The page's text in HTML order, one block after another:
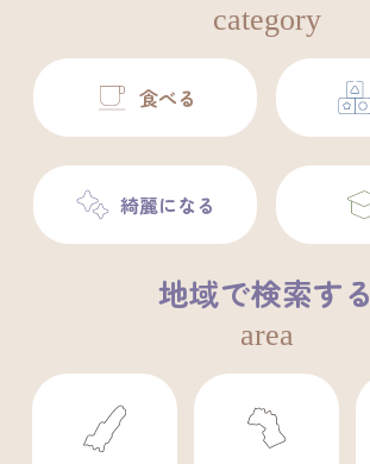
category
食べる
綺麗になる
地域で検索する
area